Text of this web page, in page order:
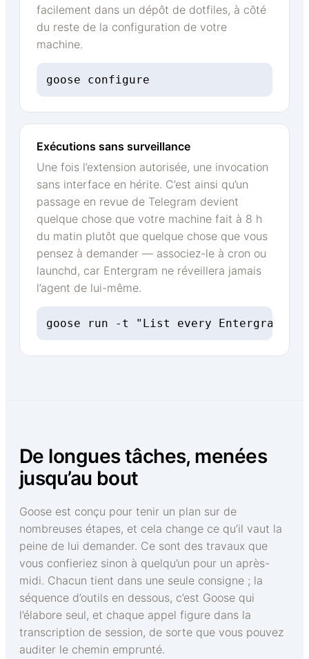
facilement dans un dépôt de dotfiles, à côté
du reste de la configuration de votre
machine.
goose configure
Exécutions sans surveillance
Une fois l’extension autorisée, une invocation
sans interface en hérite. C’est ainsi qu’un
passage en revue de Telegram devient
quelque chose que votre machine fait à 8 h
du matin plutôt que quelque chose que vous
pensez à demander — associez-le à cron ou
launchd, car Entergram ne réveillera jamais
l’agent de lui-même.
goose run -t "List every Entergram
De longues tâches, menées
jusqu’au bout
Goose est conçu pour tenir un plan sur de
nombreuses étapes, et cela change ce qu’il vaut la
peine de lui demander. Ce sont des travaux que
vous confieriez sinon à quelqu’un pour un après-
midi. Chacun tient dans une seule consigne ; la
séquence d’outils en dessous, c’est Goose qui
l’élabore seul, et chaque appel figure dans la
transcription de session, de sorte que vous pouvez
auditer le chemin emprunté.